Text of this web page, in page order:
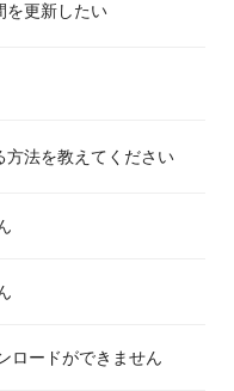
を更新したい
方法を教えてください
ロードができません